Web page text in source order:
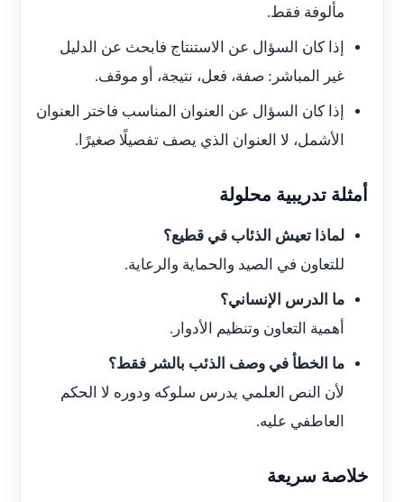
مألوفة فقط.
إذا كان السؤال عن الاستنتاج فابحث عن الدليل
غير المباشر: صفة، فعل، نتيجة، أو موقف.
إذا كان السؤال عن العنوان المناسب فاختر العنوان
الأشمل، لا العنوان الذي يصف تفصيلًا صغيرًا.
أمثلة تدريبية محلولة
لماذا تعيش الذئاب في قطيع؟
للتعاون في الصيد والحماية والرعاية.
ما الدرس الإنساني؟
أهمية التعاون وتنظيم الأدوار.
ما الخطأ في وصف الذئب بالشر فقط؟
لأن النص العلمي يدرس سلوكه ودوره لا الحكم
العاطفي عليه.
خلاصة سريعة